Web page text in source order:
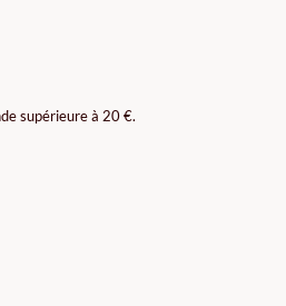
supérieure à 20 €.